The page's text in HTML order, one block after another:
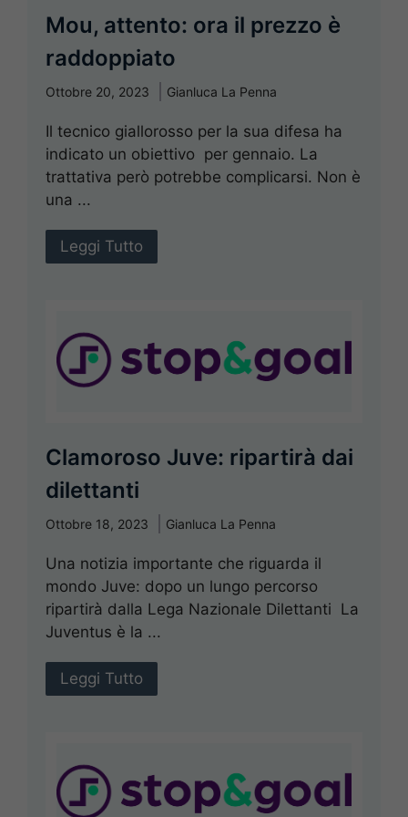
Mou, attento: ora il prezzo è
raddoppiato
Ottobre 20, 2023 Gianluca La Penna
Il tecnico giallorosso per la sua difesa ha
indicato un obiettivo per gennaio. La
trattativa però potrebbe complicarsi. Non è
una ...
Leggi Tutto
Clamoroso Juve: ripartirà dai
dilettanti
Ottobre 18, 2023 Gianluca La Penna
Una notizia importante che riguarda il
mondo Juve: dopo un lungo percorso
ripartirà dalla Lega Nazionale Dilettanti La
Juventus è la ...
Leggi Tutto